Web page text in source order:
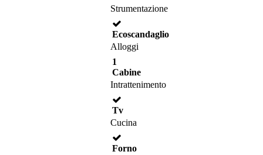
Strumentazione
Ecoscandaglio
Alloggi
1
Cabine
Intrattenimento
Tv
Cucina
Forno